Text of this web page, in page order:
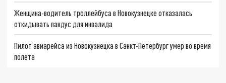
Женщина-водитель троллейбуса в Новокузнецке отказалась
откидывать пандус для инвалида
Пилот авиарейса из Новокузнецка в Санкт-Петербург умер во время
полета